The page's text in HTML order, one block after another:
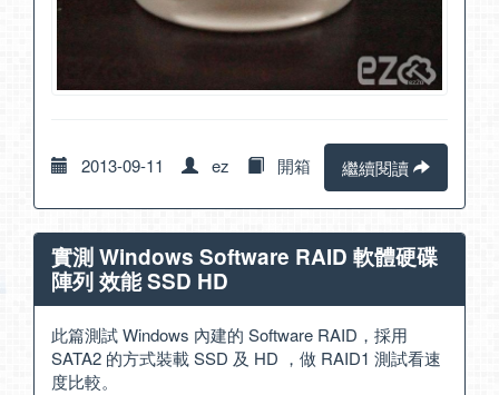
2013-09-11 ez 開箱 繼續閱讀
實測 Windows Software RAID 軟體硬碟
陣列 效能 SSD HD
此篇測試 Windows 內建的 Software RAID，採用
SATA2 的方式裝載 SSD 及 HD ，做 RAID1 測試看速
度比較。